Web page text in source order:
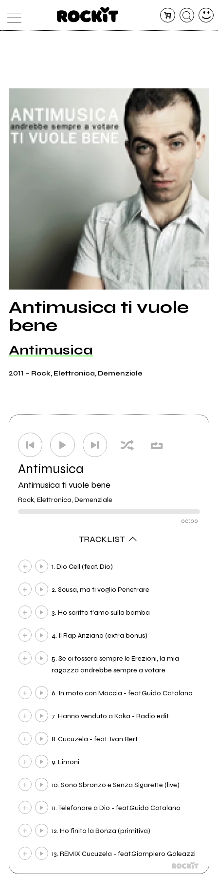
ARTISTI
CONCERTI
RADIO
Antimusica ti vuole
bene
Antimusica
2011 - Rock, Elettronica, Demenziale
Antimusica
Antimusica ti vuole bene
Rock, Elettronica, Demenziale
00:00
TRACKLIST
1. Dio Cell (feat. Dio)
2. Scusa, ma ti voglio Penetrare
3. Ho scritto t'amo sulla bamba
4. Il Rap Anziano (extra bonus)
5. Se ci fossero sempre le Erezioni, la mia
ragazza andrebbe sempre a votare
6. In moto con Moccia - feat.Guido Catalano
7. Hanno venduto a Kaka - Radio edit
8. Cucuzela - feat. Ivan Bert
9. Limoni
10. Sono Sbronzo e Senza Sigarette (live)
11. Telefonare a Dio - feat.Guido Catalano
12. Ho finito la Bonza (primitiva)
13. REMIX Cucuzela - feat.Giampiero Galeazzi